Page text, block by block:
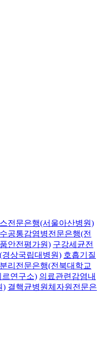
전문은행(서울아산병원)
공통감염병전문은행(전
안전평가원) 구강세균전
상국립대병원) 호흡기질
리전문은행(전북대학교
르연구소) 의료관련감염내
) 결핵균병원체자원전문은